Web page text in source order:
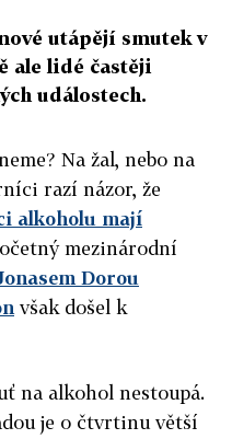
utápějí smutek v
ale lidé častěji
událostech.
Na žal, nebo na
razí názor, že
alkoholu mají
mezinárodní
Dorou
však došel k
na alkohol nestoupá.
je o čtvrtinu větší